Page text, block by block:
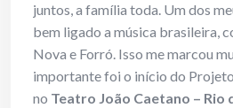
juntos, a família toda. Um dos
bem ligado a música brasileira,
Nova e Forró. Isso me marcou
importante foi o início do
no Teatro João Caetano – Rio